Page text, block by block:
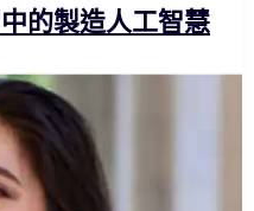
的製造人工智慧​